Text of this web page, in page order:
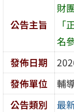
公告主旨
財
名
發佈日期
發佈單位
輔
公告類別
最